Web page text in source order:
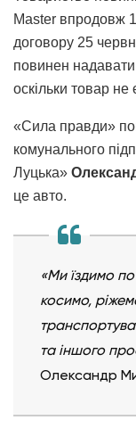
Master впродовж
договору 25
повинен надавати
оскільки товар не
«Сила правди»
комунального
Луцька»
це авто.
«Ми їздимо
косимо,
та іншого
Олександр